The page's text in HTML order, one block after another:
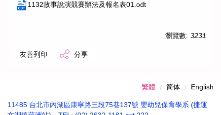
1132故事說演競賽辦法及報名表01.odt
瀏覽數: 3231
友善列印 分享
繁體 简体 English
11485 台北市內湖區康寧路三段75巷137號 嬰幼兒保育學系 (捷運